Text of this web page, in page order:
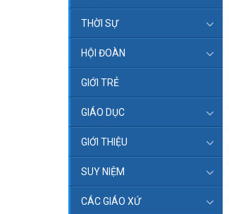
THỜI SỰ
HỘI ĐOÀN
GIỚI TRẺ
GIÁO DỤC
GIỚI THIỆU
SUY NIỆM
CÁC GIÁO XỨ